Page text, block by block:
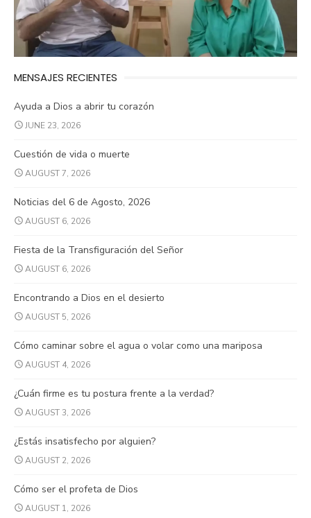
MENSAJES RECIENTES
Ayuda a Dios a abrir tu corazón
JUNE 23, 2026
Cuestión de vida o muerte
AUGUST 7, 2026
Noticias del 6 de Agosto, 2026
AUGUST 6, 2026
Fiesta de la Transfiguración del Señor
AUGUST 6, 2026
Encontrando a Dios en el desierto
AUGUST 5, 2026
Cómo caminar sobre el agua o volar como una mariposa
AUGUST 4, 2026
¿Cuán firme es tu postura frente a la verdad?
AUGUST 3, 2026
¿Estás insatisfecho por alguien?
AUGUST 2, 2026
Cómo ser el profeta de Dios
AUGUST 1, 2026